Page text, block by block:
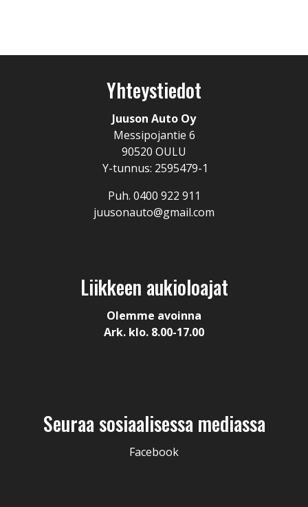
Yhteystiedot
Juuson Auto Oy
Messipojantie 6
90520 OULU
Y-tunnus: 2595479-1
Puh. 0400 922 911
juusonauto@gmail.com
Liikkeen aukioloajat
Olemme avoinna
Ark. klo. 8.00-17.00
Seuraa sosiaalisessa mediassa
Facebook